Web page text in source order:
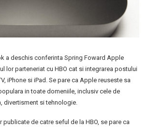
a deschis conferinta Spring Foward Apple
lor parteneriat cu HBO cat si integrarea postului
iPhone si iPad. Se pare ca Apple reuseste sa
in toate domeniile, inclusiv cele de
divertisment si tehnologie.
de catre seful de la HBO, se pare ca